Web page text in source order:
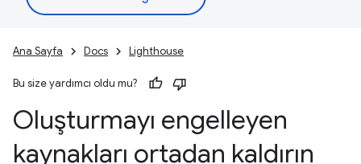
Ana Sayfa Docs Lighthouse
Bu size yardımcı oldu mu?
Oluşturmayı engelleyen
kaynakları ortadan kaldırın